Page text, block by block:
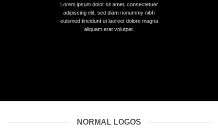
Lorem ipsum dolor sit amet, consectetuer
adipiscing elit, sed diam nonummy nibh
euismod tincidunt ut laoreet dolore magna
aliquam erat volutpat.
NORMAL LOGOS